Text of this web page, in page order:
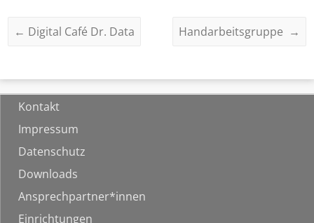
← Digital Café Dr. Data Handarbeitsgruppe →
Kontakt
Impressum
Datenschutz
Downloads
Ansprechpartner*innen
Einrichtungen